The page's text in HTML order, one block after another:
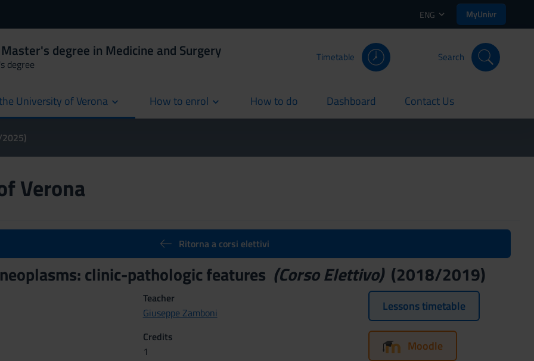
ENG MyUnivr
degree in Medicine and Surgery
degree
Timetable Search
University of Verona How to enrol How to do
current Dashboard
current Contact Us
current
Verona
Ritorna a corsi elettivi
clinic-pathologic features (Corso Elettivo)(2018/2019)
Teacher
Giuseppe Zamboni
Credits
1
Lessons timetable
Moodle